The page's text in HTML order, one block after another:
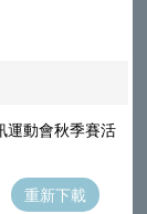
運動會秋季賽活
重新下載